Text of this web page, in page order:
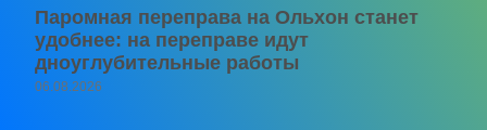
Паромная переправа на Ольхон станет
удобнее: на переправе идут
дноуглубительные работы
06.08.2026